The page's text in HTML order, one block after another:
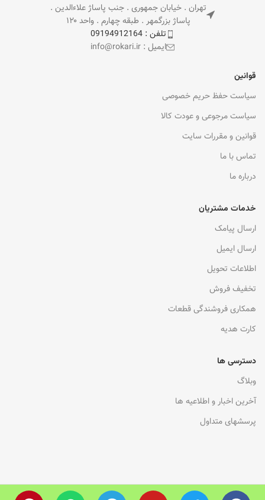
تهران . خیابان جمهوری . جنب پاساژ علاءالدین .
پاساژ بزرگمهر . طبقه چهارم . واحد ۱۲۰
تلفن : 09194912164
ایمیل : info@rokari.ir
قوانین
سیاست حفظ حریم خصوصی
سیاست مرجوعی و عودت کالا
قوانین و مقررات سایت
تماس با ما
درباره ما
خدمات مشتریان
ارسال پیامک
ارسال ایمیل
اطلاعات تحویل
تخفیف فروش
همکاری فروشندگی قطعات
کارت هدیه
دسترسی ها
وبلاگ
آخرین اخبار و اطلاعیه ها
پرسشهای متداول